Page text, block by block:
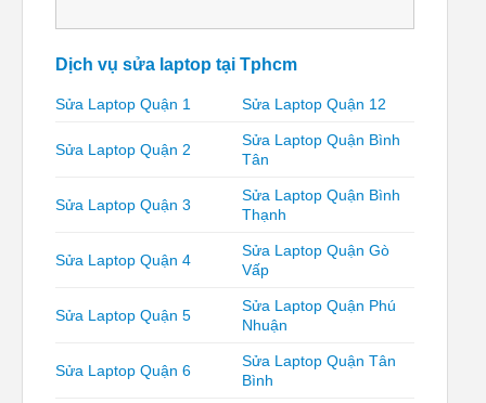
Dịch vụ sửa laptop tại Tphcm
Sửa Laptop Quận 1 Sửa Laptop Quận 12
Sửa Laptop Quận 2
Sửa Laptop Quận Bình
Tân
Sửa Laptop Quận 3
Sửa Laptop Quận Bình
Thạnh
Sửa Laptop Quận 4
Sửa Laptop Quận Gò
Vấp
Sửa Laptop Quận 5
Sửa Laptop Quận Phú
Nhuận
Sửa Laptop Quận 6
Sửa Laptop Quận Tân
Bình